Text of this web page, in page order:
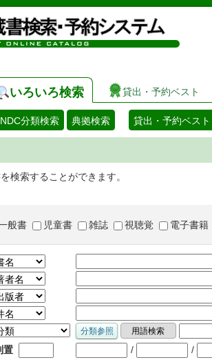
図書
いろいろ検索 貸出・予約ベスト
NDC分類検索 典拠検索 貸出・予約ベスト
検索することができます。
般書 児童書 雑誌 視聴覚 電子書籍
置 / /